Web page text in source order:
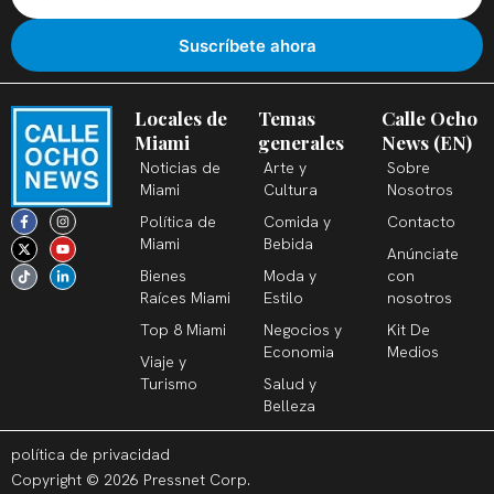
F
a
c
e
b
o
o
I
n
s
t
a
g
r
X
-
t
w
i
t
t
Y
o
u
t
u
b
e
T
i
k
t
o
k
L
i
n
k
e
d
i
Locales de
Miami
Noticias de
Miami
Política de
Miami
Bienes
Raíces Miami
Top 8 Miami
Viaje y
Turismo
Temas
generales
Arte y
Cultura
Comida y
Bebida
Moda y
Estilo
Negocios y
Economia
Salud y
Belleza
Calle Ocho
News (EN)
Sobre
Nosotros
Contacto
Anúnciate
con
nosotros
Kit De
Medios
Copyright © 2026 Pressnet Corp.
política de privacidad